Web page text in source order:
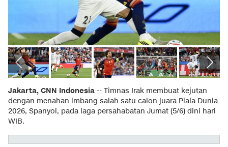
Jakarta, CNN Indonesia -- Timnas Irak membuat kejutan
dengan menahan imbang salah satu calon juara Piala Dunia
2026, Spanyol, pada laga persahabatan Jumat (5/6) dini hari
WIB.